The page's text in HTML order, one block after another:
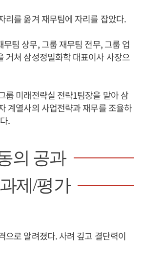
리를 옮겨 재무팀에 자리를 잡았다.
팀 상무, 그룹 재무팀 전무, 그룹 업
거쳐 삼성정밀화학 대표이사 사장으
룹 미래전략실 전략1팀장을 맡아 삼
계열사의 사업전략과 재무를 조율하
.
의 공과
제/평가
으로 알려졌다. 사려 깊고 결단력이